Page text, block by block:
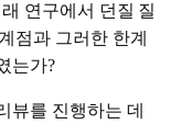
연구에서 던질 질
점과 그러한 한계
는가?
뷰를 진행하는 데